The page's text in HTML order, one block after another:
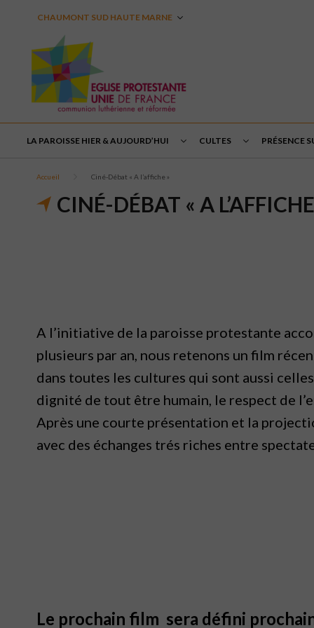
CHAUMONT SUD HAUTE MARNE
LA PAROISSE HIER & AUJOURD’HUI CULTES PRÉSENCE
Accueil Ciné-Débat « A l’affiche »
CINÉ-DÉBAT « A
A l’initiative de la paroisse protestante
plusieurs par an, nous retenons un film
dans toutes les cultures qui sont aussi
dignité de tout être humain, le respect de
Après une courte présentation et la
avec des échanges trés riches entre
Le prochain film sera défini